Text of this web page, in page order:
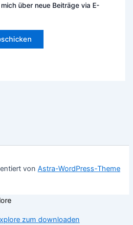
über neue Beiträge via E-
von Astra-WordPress-Theme